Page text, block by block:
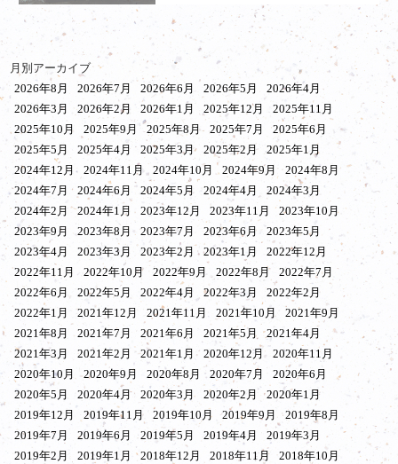
月別アーカイブ
2026年8月
2026年7月 2026年6月 2026年5月
2026年4月
2026年3月
2026年2月 2026年1月 2025年12月
2025年11月
2025年10月
2025年9月 2025年8月 2025年7月
2025年6月
2025年5月
2025年4月 2025年3月 2025年2月
2025年1月
2024年12月
2024年11月 2024年10月 2024年9月
2024年8月
2024年7月
2024年6月 2024年5月 2024年4月
2024年3月
2024年2月
2024年1月 2023年12月 2023年11月
2023年10月
2023年9月
2023年8月 2023年7月 2023年6月
2023年5月
2023年4月
2023年3月 2023年2月 2023年1月
2022年12月
2022年11月
2022年10月 2022年9月 2022年8月
2022年7月
2022年6月
2022年5月 2022年4月 2022年3月
2022年2月
2022年1月
2021年12月 2021年11月 2021年10月
2021年9月
2021年8月
2021年7月 2021年6月 2021年5月
2021年4月
2021年3月
2021年2月 2021年1月 2020年12月
2020年11月
2020年10月
2020年9月 2020年8月 2020年7月
2020年6月
2020年5月
2020年4月 2020年3月 2020年2月
2020年1月
2019年12月
2019年11月 2019年10月 2019年9月
2019年8月
2019年7月
2019年6月 2019年5月 2019年4月
2019年3月
2019年2月
2019年1月 2018年12月 2018年11月
2018年10月